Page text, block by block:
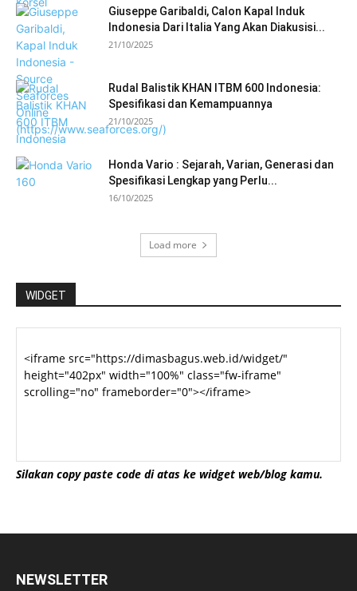
Giuseppe Garibaldi, Calon Kapal Induk
Indonesia Dari Italia Yang Akan Diakusisi...
21/10/2025
Rudal Balistik KHAN ITBM 600 Indonesia:
Spesifikasi dan Kemampuannya
21/10/2025
Honda Vario : Sejarah, Varian, Generasi dan
Spesifikasi Lengkap yang Perlu...
16/10/2025
Load more
WIDGET
Silakan copy paste code di atas ke widget web/blog kamu.
NEWSLETTER